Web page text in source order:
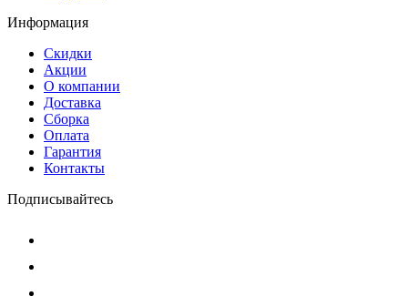
Информация
Скидки
Акции
О компании
Доставка
Сборка
Оплата
Гарантия
Контакты
Подписывайтесь